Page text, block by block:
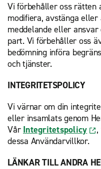
Vi förbehåller oss rätten
modifiera, avstänga
meddelande eller
part. Vi förbehåller oss
bedömning införa
och tjänster.
INTEGRITETSPOLICY
Vi värnar om din
eller insamlats genom
Vår Integritetspolicy
dessa Användarvillkor.
LÄNKAR TILL ANDRA